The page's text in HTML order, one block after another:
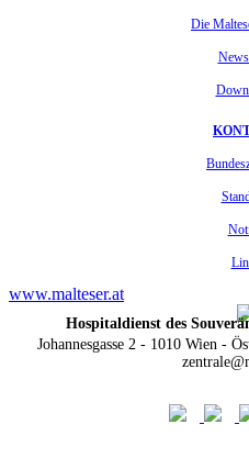
Die
www.malteser.at
Hospitaldienst des
Johannesgasse 2 - 1010 Wien -